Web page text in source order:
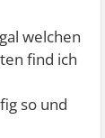
welchen
find ich
so und